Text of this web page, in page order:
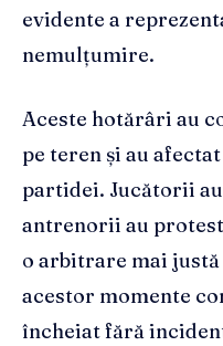
evidente a
nemulțumire.
Aceste hotărâri au
pe teren și au
partidei. Jucătorii
antrenorii au
o arbitrare mai justă
acestor momente
încheiat fără